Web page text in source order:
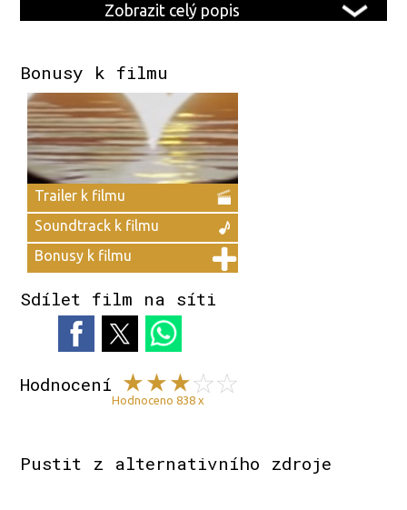
Zobrazit celý popis
Bonusy k filmu
Trailer k filmu
Soundtrack k filmu
Bonusy k filmu
Sdílet film na síti
Hodnocení
Hodnoceno 838 x
Pustit z alternativního zdroje